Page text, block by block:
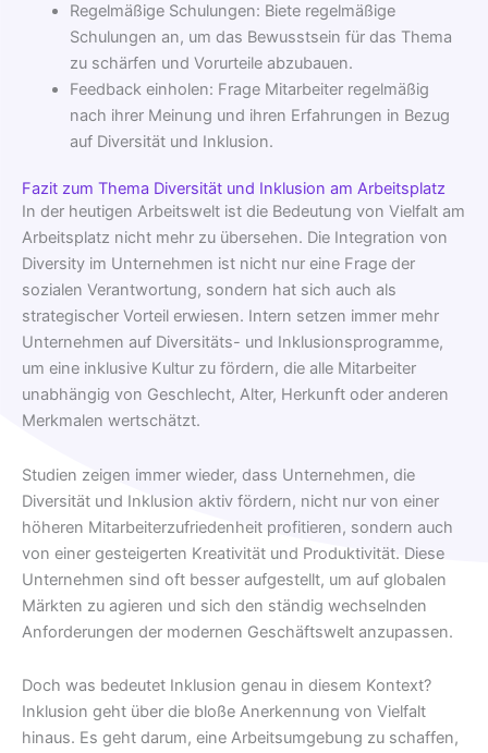
Regelmäßige Schulungen: Biete regelmäßige
Schulungen an, um das Bewusstsein für das Thema
zu schärfen und Vorurteile abzubauen.
Feedback einholen: Frage Mitarbeiter regelmäßig
nach ihrer Meinung und ihren Erfahrungen in Bezug
auf Diversität und Inklusion.
Fazit zum Thema Diversität und Inklusion am Arbeitsplatz
In der heutigen Arbeitswelt ist die Bedeutung von Vielfalt am
Arbeitsplatz nicht mehr zu übersehen. Die Integration von
Diversity im Unternehmen ist nicht nur eine Frage der
sozialen Verantwortung, sondern hat sich auch als
strategischer Vorteil erwiesen. Intern setzen immer mehr
Unternehmen auf Diversitäts- und Inklusionsprogramme,
um eine inklusive Kultur zu fördern, die alle Mitarbeiter
unabhängig von Geschlecht, Alter, Herkunft oder anderen
Merkmalen wertschätzt.
Studien zeigen immer wieder, dass Unternehmen, die
Diversität und Inklusion aktiv fördern, nicht nur von einer
höheren Mitarbeiterzufriedenheit profitieren, sondern auch
von einer gesteigerten Kreativität und Produktivität. Diese
Unternehmen sind oft besser aufgestellt, um auf globalen
Märkten zu agieren und sich den ständig wechselnden
Anforderungen der modernen Geschäftswelt anzupassen.
Doch was bedeutet Inklusion genau in diesem Kontext?
Inklusion geht über die bloße Anerkennung von Vielfalt
hinaus. Es geht darum, eine Arbeitsumgebung zu schaffen,